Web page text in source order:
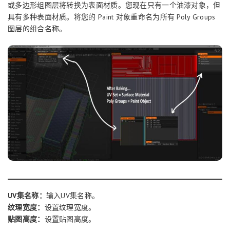
或多边形组图层将转换为表面材质。您现在只有一个油漆对象，但
具有多种表面材质。将您的 Paint 对象重命名为所有 Poly Groups
图层的组合名称。
UV集名称： 输入UV集名称。
纹理宽度： 设置纹理宽度。
贴图高度： 设置贴图高度。